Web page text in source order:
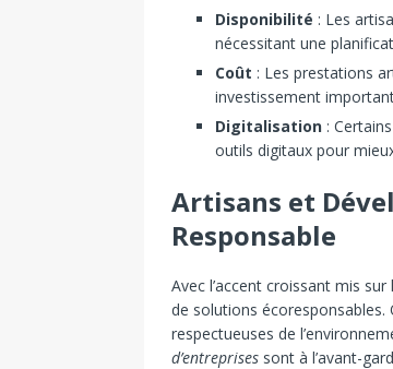
Disponibilité : Les
nécessitant une
Coût : Les prestations
investissement
Digitalisation :
outils digitaux pour
Artisans et
Responsable
Avec l’accent croissant mis
de solutions écoresponsables.
respectueuses de
d’entreprises sont à l’avant-